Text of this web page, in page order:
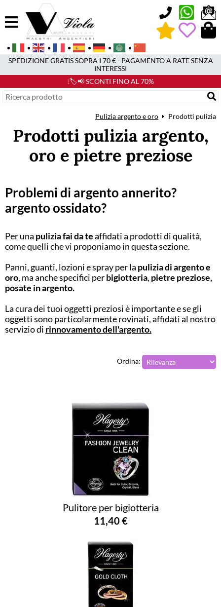
SPEDIZIONE GRATIS SOPRA I 70 € - PAGAMENTO A RATE SENZA
INTERESSI
❕🏷️📢 SCONTI FINO AL 70%
Pulizia argento e oro Prodotti pulizia
Prodotti pulizia argento,
oro e pietre preziose
Problemi di argento annerito?
argento ossidato?
Per una pulizia fai da teaffidati a prodotti di qualità,
come quelli che vi proponiamo in questa sezione.
Panni, guanti, lozioni e spray per la pulizia di argento e
oro, ma anche specifici perbigiotteria, pietre preziose,
posate in argento.
La cura dei tuoi oggetti preziosi è importante e se gli
oggetti sono particolarmente rovinati, affidati al nostro
servizio di rinnovamento dell'argento.
Ordina:
Pulitore per bigiotteria
11,40 €